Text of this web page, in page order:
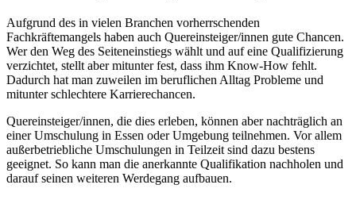
Aufgrund des in vielen Branchen vorherrschenden
Fachkräftemangels haben auch Quereinsteiger/innen gute Chancen.
Wer den Weg des Seiteneinstiegs wählt und auf eine Qualifizierung
verzichtet, stellt aber mitunter fest, dass ihm Know-How fehlt.
Dadurch hat man zuweilen im beruflichen Alltag Probleme und
mitunter schlechtere Karrierechancen.
Quereinsteiger/innen, die dies erleben, können aber nachträglich an
einer Umschulung in Essen oder Umgebung teilnehmen. Vor allem
außerbetriebliche Umschulungen in Teilzeit sind dazu bestens
geeignet. So kann man die anerkannte Qualifikation nachholen und
darauf seinen weiteren Werdegang aufbauen.